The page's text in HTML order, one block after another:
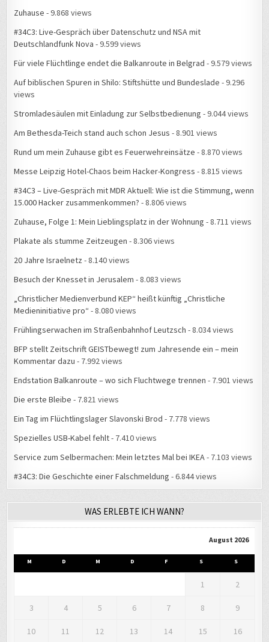
Zuhause - 9.868 views
#34C3: Live-Gespräch über Datenschutz und NSA mit
Deutschlandfunk Nova - 9.599 views
Für viele Flüchtlinge endet die Balkanroute in Belgrad - 9.579 views
Auf biblischen Spuren in Shilo: Stiftshütte und Bundeslade - 9.296
views
Stromladesäulen mit Einladung zur Selbstbedienung - 9.044 views
Am Bethesda-Teich stand auch schon Jesus - 8.901 views
Rund um mein Zuhause gibt es Feuerwehreinsätze - 8.870 views
Messe Leipzig Hotel-Chaos beim Hacker-Kongress - 8.815 views
#34C3 – Live-Gespräch mit MDR Aktuell: Wie ist die Stimmung, wenn
15.000 Hacker zusammenkommen? - 8.806 views
Zuhause, Folge 1: Mein Lieblingsplatz in der Wohnung - 8.711 views
Plakate als stumme Zeitzeugen - 8.306 views
20 Jahre Israelnetz - 8.140 views
Besuch der Knesset in Jerusalem - 8.083 views
„Christlicher Medienverbund KEP“ heißt künftig „Christliche
Medieninitiative pro“ - 8.080 views
Frühlingserwachen im Straßenbahnhof Leutzsch - 8.034 views
BFP stellt Zeitschrift GEISTbewegt! zum Jahresende ein – mein
Kommentar dazu - 7.992 views
Endstation Balkanroute – wo sich Fluchtwege trennen - 7.901 views
Die erste Bleibe - 7.821 views
Ein Tag im Flüchtlingslager Slavonski Brod - 7.778 views
Spezielles USB-Kabel fehlt- 7.410 views
Service zum Selbermachen: Mein letztes Mal bei IKEA- 7.103 views
#34C3: Die Geschichte einer Falschmeldung - 6.844 views
WAS ERLEBTE ICH WANN?
August 2026
M D M D F S S
1 2
3 4 5 6 7 8 9
10 11 12 13 14 15 16